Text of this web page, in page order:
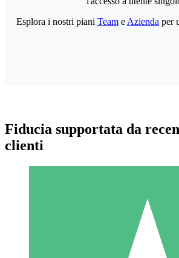
Pacchetti di Crediti
Esplora i nostri piani Teame Azienda per
Fiducia supportata da
clienti